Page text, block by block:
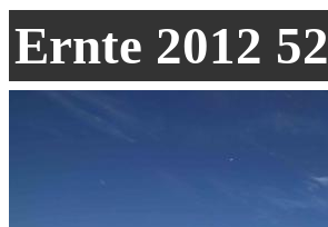
Ernte 2012 52